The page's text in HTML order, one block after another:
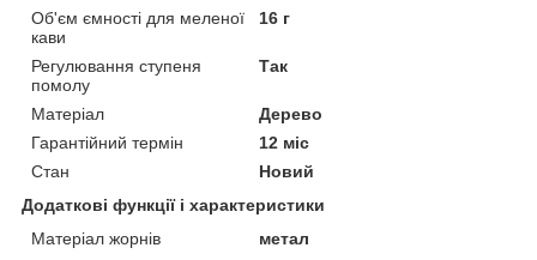
Об'єм ємності для меленої
кави
16 г
Регулювання ступеня
помолу
Так
Матеріал
Дерево
Гарантійний термін
12 міс
Стан
Новий
Додаткові функції і характеристики
Матеріал жорнів
метал